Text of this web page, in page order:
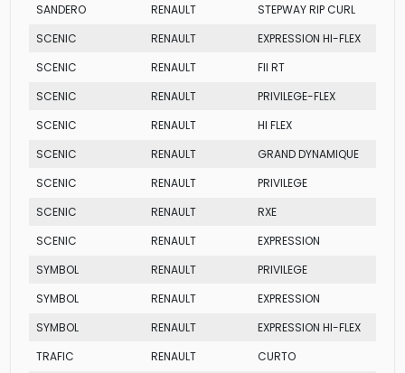
SANDERO
RENAULT
STEPWAY RIP CURL
SCENIC
RENAULT
EXPRESSION HI-FLEX
SCENIC
RENAULT
FII RT
SCENIC
RENAULT
PRIVILEGE-FLEX
SCENIC
RENAULT
HI FLEX
SCENIC
RENAULT
GRAND DYNAMIQUE
SCENIC
RENAULT
PRIVILEGE
SCENIC
RENAULT
RXE
SCENIC
RENAULT
EXPRESSION
SYMBOL
RENAULT
PRIVILEGE
SYMBOL
RENAULT
EXPRESSION
SYMBOL
RENAULT
EXPRESSION HI-FLEX
TRAFIC
RENAULT
CURTO